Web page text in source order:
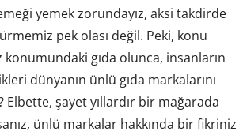
yemek zorundayız, aksi takdirde
pek olası değil. Peki, konu
konumundaki gıda olunca, insanların
dünyanın ünlü gıda markalarını
şayet yıllardır bir mağarada
ünlü markalar hakkında bir fikriniz